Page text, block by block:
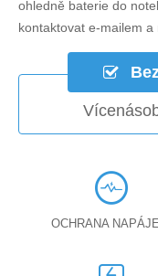
ohledně baterie do
kontaktovat e-mailem
OCHRANA